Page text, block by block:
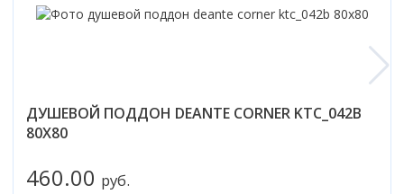
Коврик для душевой кабины
ДУШЕВОЙ ПОДДОН DEANTE CORNER KTC_042B
80X80
460.00 руб.